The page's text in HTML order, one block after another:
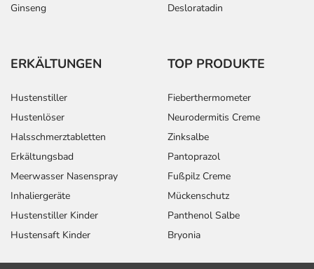
Ginseng
Desloratadin
ERKÄLTUNGEN
Hustenstiller
Hustenlöser
Halsschmerztabletten
Erkältungsbad
Meerwasser Nasenspray
Inhaliergeräte
Hustenstiller Kinder
Hustensaft Kinder
TOP PRODUKTE
Fieberthermometer
Neurodermitis Creme
Zinksalbe
Pantoprazol
Fußpilz Creme
Mückenschutz
Panthenol Salbe
Bryonia